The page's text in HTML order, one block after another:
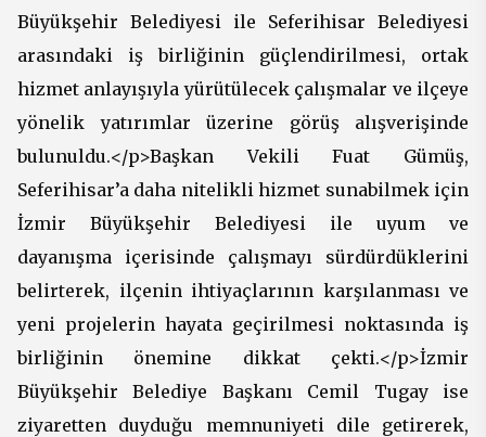
Büyükşehir Belediyesi ile Seferihisar Belediyesi
arasındaki iş birliğinin güçlendirilmesi, ortak
hizmet anlayışıyla yürütülecek çalışmalar ve ilçeye
yönelik yatırımlar üzerine görüş alışverişinde
bulunuldu.</p>Başkan Vekili Fuat Gümüş,
Seferihisar’a daha nitelikli hizmet sunabilmek için
İzmir Büyükşehir Belediyesi ile uyum ve
dayanışma içerisinde çalışmayı sürdürdüklerini
belirterek, ilçenin ihtiyaçlarının karşılanması ve
yeni projelerin hayata geçirilmesi noktasında iş
birliğinin önemine dikkat çekti.</p>İzmir
Büyükşehir Belediye Başkanı Cemil Tugay ise
ziyaretten duyduğu memnuniyeti dile getirerek,